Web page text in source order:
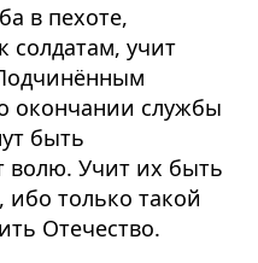
в пехоте,
солдатам, учит
окончании службы
быть
волю. Учит их быть
только такой
Отечество.